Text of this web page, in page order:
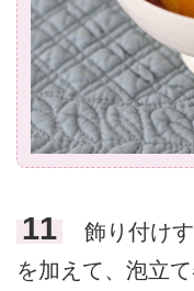
11
飾り付けす
を加えて、泡立